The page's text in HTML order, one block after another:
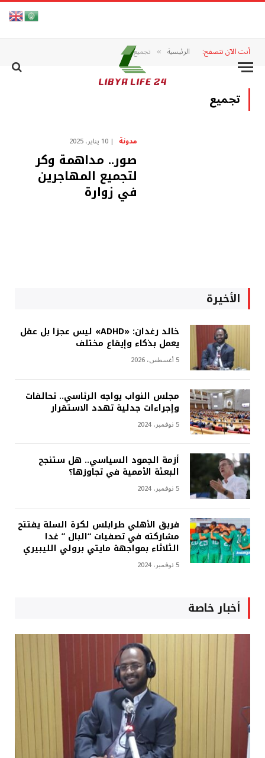
أنت الآن تتصفح: الرئيسية » تجميع
تجميع
مدونة 10 يناير، 2025
صور.. مداهمة وكر
لتجميع المهاجرين
في زوارة
الأخيرة
خالد رغدان: «ADHD» ليس عجزا بل عقل
يعمل بذكاء وإيقاع مختلف
5 أغسطس، 2026
مجلس النواب يواجه الرئاسي.. تحالفات
وإجراءات جدلية تهدد الاستقرار
5 نوفمبر، 2024
أزمة الجمود السياسي.. هل ستنجح
البعثة الأممية في تجاوزها؟
5 نوفمبر، 2024
فريق الأهلي طرابلس لكرة السلة يفتتح
مشاركته في تصفيات “البال ” غدا
الثلاثاء بمواجهة مايتي برولي الليبيري
5 نوفمبر، 2024
أخبار خاصة